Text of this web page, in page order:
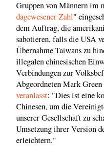
Gruppen von Männern
dagewesener Zahl"
dem Auftrag, die
sabotieren, falls die USA
Übernahme Taiwans zu
illegalen chinesischen
Verbindungen zur
Abgeordneten Mark
veranlasst: "Dies ist eine
Chinesen, um die
unserer Gesellschaft zu
Umsetzung ihrer Version
erleichtern."